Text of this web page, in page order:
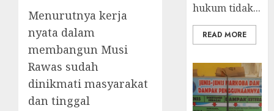
Menurutnya kerja
nyata dalam
membangun Musi
Rawas sudah
dinikmati masyarakat
dan tinggal
hukum tidak...
READ MORE